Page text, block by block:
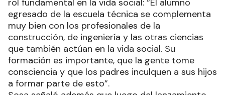
rol fundamental en la vida social: “El alumno
egresado de la escuela técnica se complementa
muy bien con los profesionales de la
construcción, de ingeniería y las otras ciencias
que también actúan en la vida social. Su
formación es importante, que la gente tome
consciencia y que los padres inculquen a sus hijos
a formar parte de esto”.